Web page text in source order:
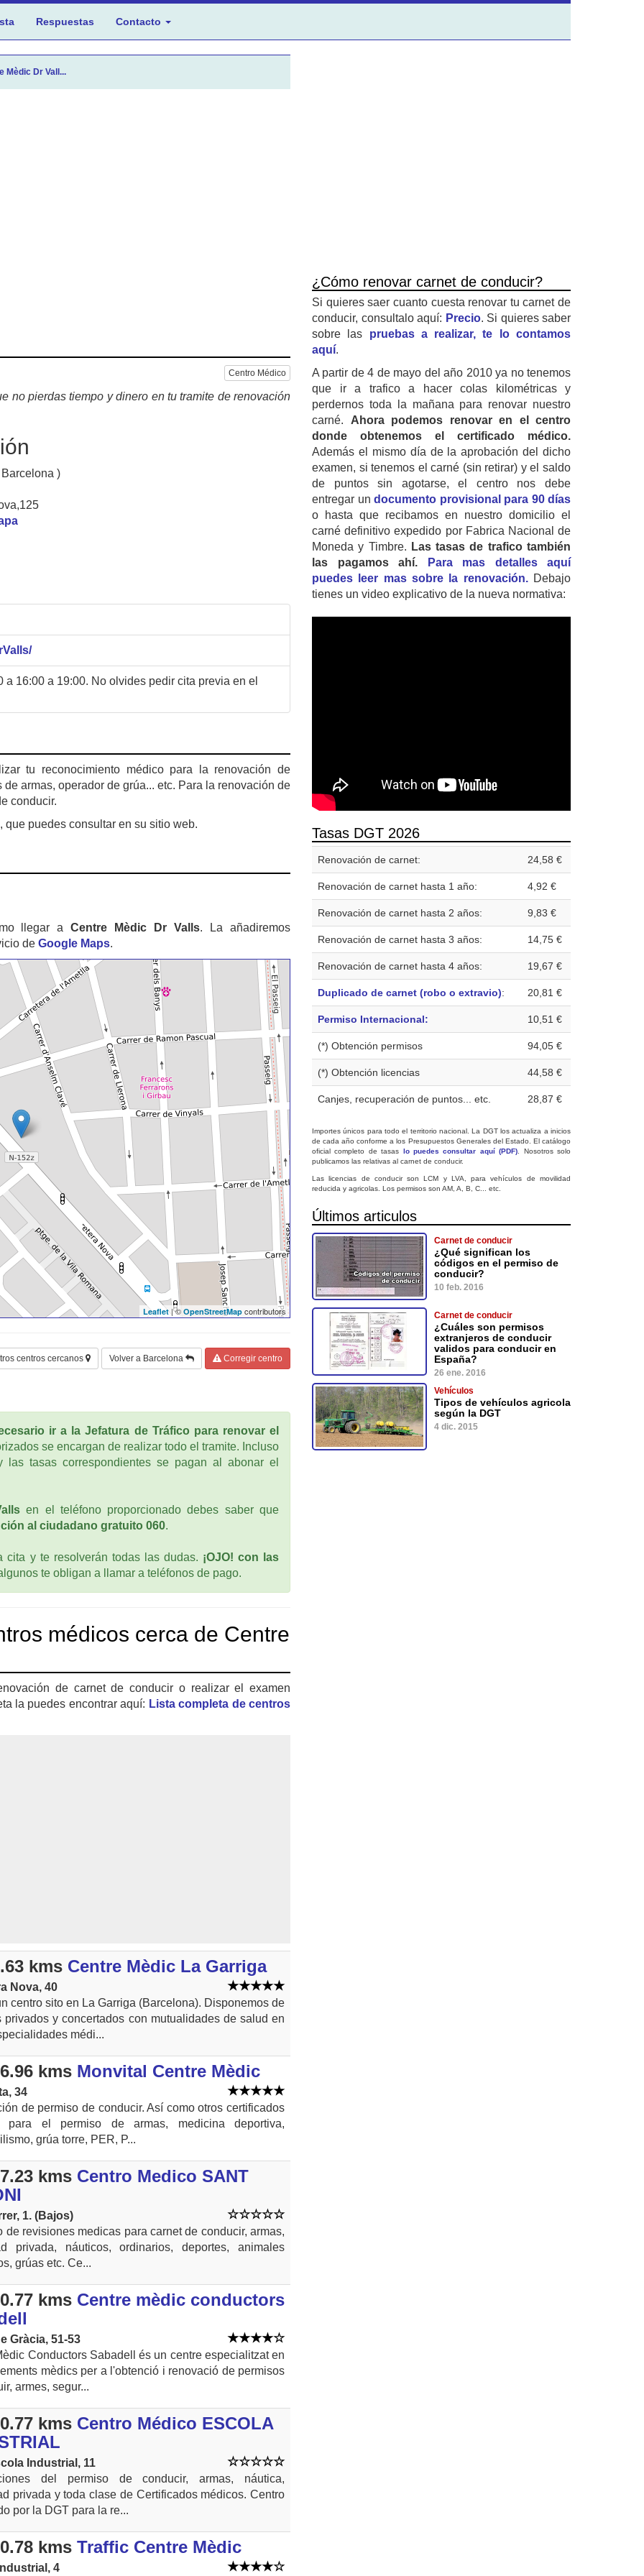
Respuestas Contacto
Mèdic Dr Vall...
Centro Médico
no pierdas tiempo y dinero en tu tramite de renovación
)
16:00 a 19:00. No olvides pedir cita previa en el
tu reconocimiento médico para la renovación de
armas, operador de grúa... etc. Para la renovación de
conducir.
puedes consultar en su sitio web.
llegar aCentre Mèdic Dr Valls. La añadiremos
de Google Maps.
Leaflet| © OpenStreetMap contributors
centros cercanos Volver a Barcelona Corregir centro
ir a la Jefatura de Tráfico para renovar el
se encargan de realizar todo el tramite. Incluso
tasas correspondientes se pagan al abonar el
en el teléfono proporcionado debes saber que
al ciudadano gratuito 060.
cita y te resolverán todas las dudas. ¡OJO! con las
te obligan a llamar a teléfonos de pago.
médicos cerca de Centre
de carnet de conducir o realizar el examen
la puedes encontrar aquí: Lista completa de centros
kms Centre Mèdic La Garriga
Nova, 40
centro sito en La Garriga (Barcelona). Disponemos de
privados y concertados con mutualidades de salud en
médi...
kms Monvital Centre Mèdic
34
de permiso de conducir. Así como otros certificados
para el permiso de armas, medicina deportiva,
grúa torre, PER, P...
kms Centro Medico SANT
1. (Bajos)
de revisiones medicas para carnet de conducir, armas,
privada, náuticos, ordinarios, deportes, animales
grúas etc. Ce...
kms Centre mèdic conductors
Gràcia, 51-53
Conductors Sabadell és un centre especialitzat en
mèdics per a l'obtenció i renovació de permisos
armes, segur...
kms Centro Médico ESCOLA
Industrial, 11
del permiso de conducir, armas, náutica,
privada y toda clase de Certificados médicos. Centro
por la DGT para la re...
kms Traffic Centre Mèdic
4
¿Cómo renovar carnet de conducir?
Si quieres saer cuanto cuesta renovar tu carnet de
conducir, consultalo aquí: Precio. Si quieres saber
sobre las pruebas a realizar, te lo contamos
aquí.
A partir de 4 de mayo del año 2010 ya no tenemos
que ir a trafico a hacer colas kilométricas y
perdernos toda la mañana para renovar nuestro
carné. Ahora podemos renovar en el centro
donde obtenemos el certificado médico.
Además el mismo día de la aprobación del dicho
examen, si tenemos el carné (sin retirar) y el saldo
de puntos sin agotarse, el centro nos debe
entregar un documento provisional para 90 días
o hasta que recibamos en nuestro domicilio el
carné definitivo expedido por Fabrica Nacional de
Moneda y Timbre. Las tasas de trafico también
las pagamos ahí.
Para mas detalles aquí
puedes leer mas sobre la renovación.Debajo
tienes un video explicativo de la nueva normativa:
Tasas DGT 2026
Renovación de carnet: 24,58 €
Renovación de carnet hasta 1 año: 4,92 €
Renovación de carnet hasta 2 años: 9,83 €
Renovación de carnet hasta 3 años: 14,75 €
Renovación de carnet hasta 4 años: 19,67 €
Duplicado de carnet (robo o extravio): 20,81 €
Permiso Internacional: 10,51 €
(*) Obtención permisos 94,05 €
(*) Obtención licencias 44,58 €
Canjes, recuperación de puntos... etc. 28,87 €
Importes únicos para todo el territorio nacional. La DGT los actualiza a inicios
de cada año conforme a los Presupuestos Generales del Estado. El catálogo
oficial completo de tasas lo puedes consultar aquí (PDF) . Nosotros solo
publicamos las relativas al carnet de conducir.
Las licencias de conducir son LCM y LVA, para vehículos de movilidad
reducida y agricolas. Los permisos son AM, A, B, C... etc.
Últimos articulos
Carnet de conducir
¿Qué significan los
códigos en el permiso de
conducir?
10 feb. 2016
Carnet de conducir
¿Cuáles son permisos
extranjeros de conducir
validos para conducir en
España?
26 ene. 2016
Vehículos
Tipos de vehículos agricola
según la DGT
4 dic. 2015